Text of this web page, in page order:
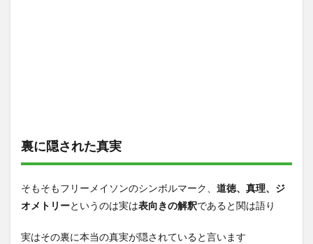
裏に隠された真実
そもそもフリーメイソンのシンボルマーク、 道徳、真理、ジ
オメトリーというのは実は表向きの解釈であると関は語り
実はその裏に本当の真実が隠されていると言います